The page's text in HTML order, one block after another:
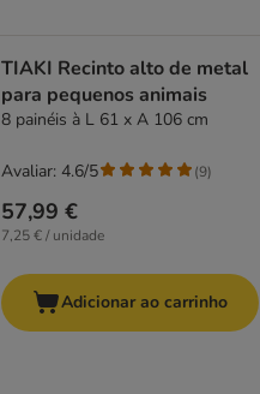
TIAKI Recinto alto de metal
para pequenos animais
8 painéis à L 61 x A 106 cm
57,99 €
7,25 € / unidade
Avaliar: 4.6/5 (9)
Adicionar ao carrinho